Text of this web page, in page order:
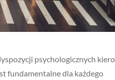
psychologicznych
fundamentalne dla każdego